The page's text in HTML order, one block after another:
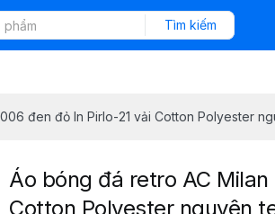
Tìm kiếm
đen đỏ In Pirlo-21 vải Cotton Polyester
Áo bóng đá retro AC
Cotton Polyester nguyên